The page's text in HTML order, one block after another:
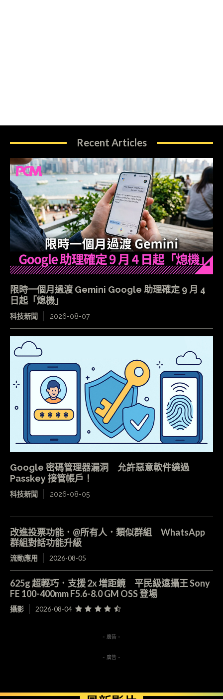
Recent Articles
限時一個月過渡 Gemini Google 助理確定 9 月 4
日起「熄機」
科技新聞 2026-08-07
Google 密碼管理器漏洞 允許惡意軟件繞過
Passkey 接管帳戶！
科技新聞 2026-08-05
改進投票功能．@所有人．類似群組 WhatsApp
群組對話功能升級
流動應用 2026-08-05
625g 超輕巧．支援 2x 增距鏡 平民級遠攝王 Sony
FE 100-400mm F5.6-8.0 GM OSS 登場
攝影 2026-08-04
- 廣告 -
- 廣告 -